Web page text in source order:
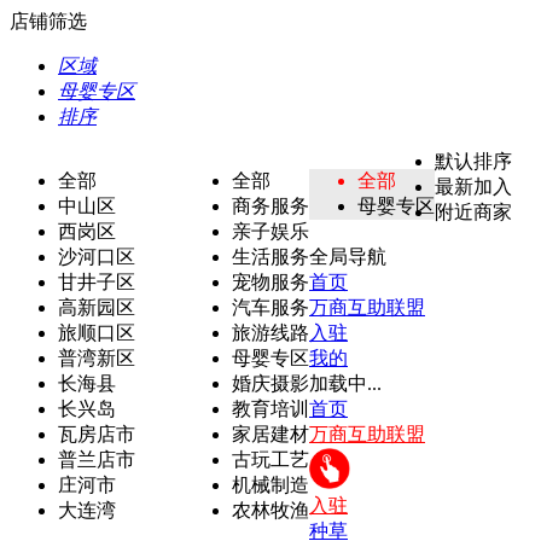
店铺筛选
区域
母婴专区
排序
全部
中山区
西岗区
沙河口区
甘井子区
高新园区
旅顺口区
普湾新区
长海县
长兴岛
瓦房店市
普兰店市
庄河市
大连湾
全部
商务服务
亲子娱乐
生活服务
宠物服务
汽车服务
旅游线路
母婴专区
婚庆摄影
教育培训
家居建材
古玩工艺
机械制造
农林牧渔
全部
母婴专区
默认排序
最新加入
附近商家
全局导航
首页
万商互助联盟
入驻
我的
加载中...
首页
万商互助联盟
入驻
种草